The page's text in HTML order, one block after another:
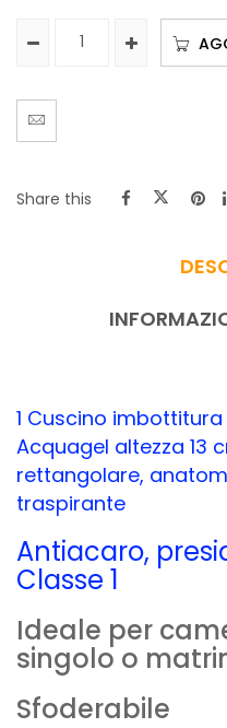
Share this
1 Cuscino
Acquagel altezza 13
rettangolare,
traspirante
Antiacaro,
Classe 1
Ideale per
singolo o
Sfoderabile